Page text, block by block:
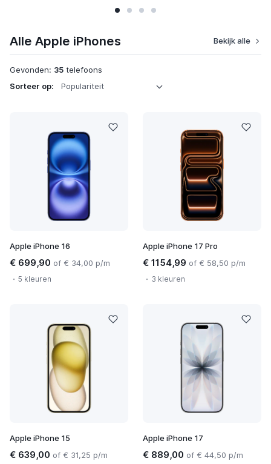
Alle Apple iPhones Bekijk alle
Gevonden: 35 telefoons
Sorteer op:
Apple iPhone 16
€ 699,90 of € 34,00 p/m
5 kleuren
Apple iPhone 17 Pro
€ 1154,99 of € 58,50 p/m
3 kleuren
Apple iPhone 15
€ 639,00 of € 31,25 p/m
Apple iPhone 17
€ 889,00 of € 44,50 p/m